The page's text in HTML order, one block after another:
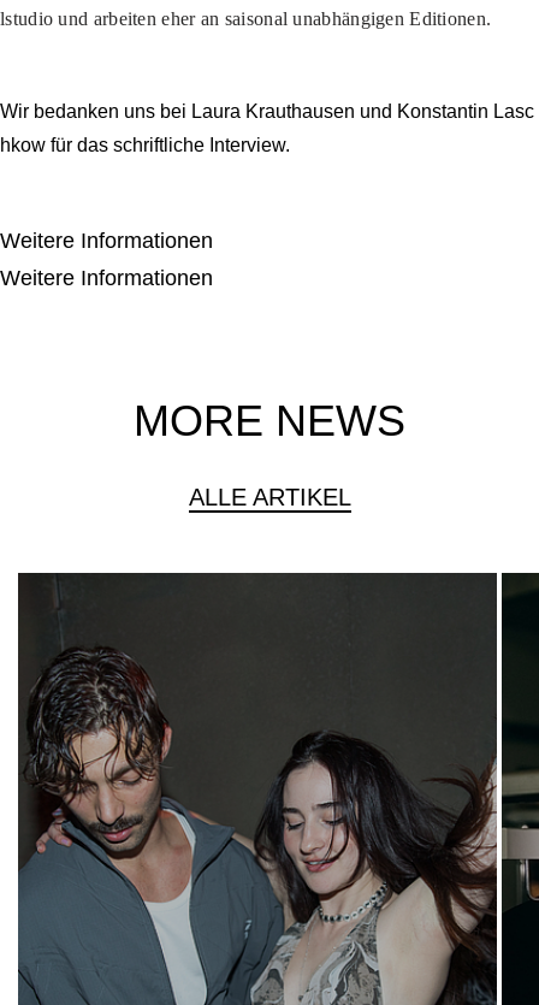
lstudio und arbeiten eher an saisonal unabhängigen Editionen.
Wir bedanken uns bei Laura Krauthausen und Konstantin Lasc
hkow für das schriftliche Interview.
Weitere Informationen
Weitere Informationen
MORE NEWS
ALLE ARTIKEL